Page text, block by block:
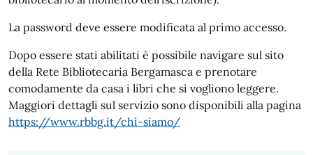
La password deve essere modificata al primo accesso.
Dopo essere stati abilitati è possibile navigare sul sito
della Rete Bibliotecaria Bergamasca e prenotare
comodamente da casa i libri che si vogliono leggere.
Maggiori dettagli sul servizio sono disponibili alla pagina
https://www.rbbg.it/chi-siamo/